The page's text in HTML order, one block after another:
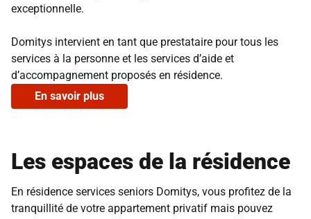
exceptionnelle.
Domitys intervient en tant que prestataire pour tous les
services à la personne et les services d’aide et
d’accompagnement proposés en résidence.
En savoir plus
Les espaces de la résidence
En résidence services seniors Domitys, vous profitez de la
tranquillité de votre appartement privatif mais pouvez